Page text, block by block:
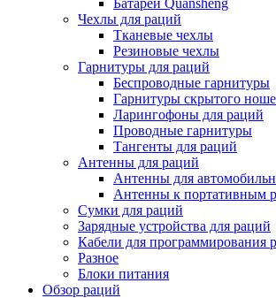
Батареи Quansheng
Чехлы для раций
Тканевые чехлы
Резиновые чехлы
Гарнитуры для раций
Беспроводные гарнитуры
Гарнитуры скрытого
Ларингофоны для раций
Проводные гарнитуры
Тангенты для раций
Антенны для раций
Антенны для
Антенны к портативным
Сумки для раций
Зарядные устройства для раций
Кабели для программирования
Разное
Блоки питания
Обзор раций